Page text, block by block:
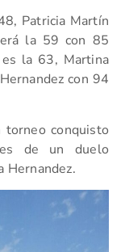
Patricia Martín
la 59 con 85
la 63, Martina
con 94
torneo conquisto
de un duelo
Hernandez.